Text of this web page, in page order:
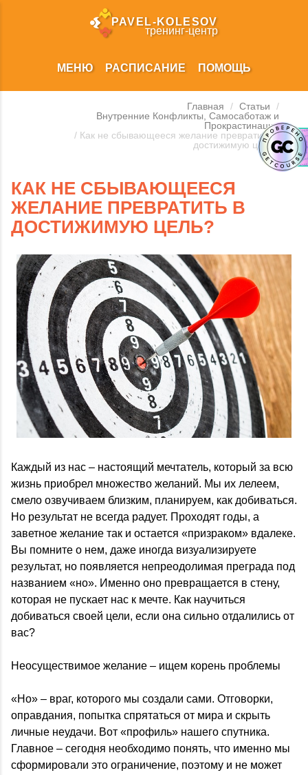
PAVEL‑KOLESOV
тренинг‑центр
МЕНЮ РАСПИСАНИЕ ПОМОЩЬ
Главная / Статьи
/
Внутренние Конфликты, Самосаботаж и
Прокрастинация
/ Как не сбывающееся желание превратить в
достижимую цель?
КАК НЕ СБЫВАЮЩЕЕСЯ
ЖЕЛАНИЕ ПРЕВРАТИТЬ В
ДОСТИЖИМУЮ ЦЕЛЬ?
Каждый из нас – настоящий мечтатель, который за всю
жизнь приобрел множество желаний. Мы их лелеем,
смело озвучиваем близким, планируем, как добиваться.
Но результат не всегда радует. Проходят годы, а
заветное желание так и остается «призраком» вдалеке.
Вы помните о нем, даже иногда визуализируете
результат, но появляется непреодолимая преграда под
названием «но». Именно оно превращается в стену,
которая не пускает нас к мечте. Как научиться
добиваться своей цели, если она сильно отдалились от
вас?
Неосуществимое желание – ищем корень проблемы
«Но» – враг, которого мы создали сами. Отговорки,
оправдания, попытка спрятаться от мира и скрыть
личные неудачи. Вот «профиль» нашего спутника.
Главное – сегодня необходимо понять, что именно мы
сформировали это ограничение, поэтому и не может